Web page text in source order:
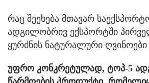
რაც შეეხება მთავარ
ადგილობრივ ექსპორტში
ყურძნის ნატურალური ღვინოები
უფრო კონკრეტულად, ტოპ-5